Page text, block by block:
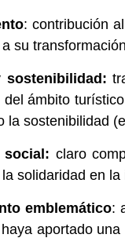
: contribución
su
sostenibilidad:
del ámbito
la sostenibilidad
social: claro
solidaridad en
emblemático:
aportado